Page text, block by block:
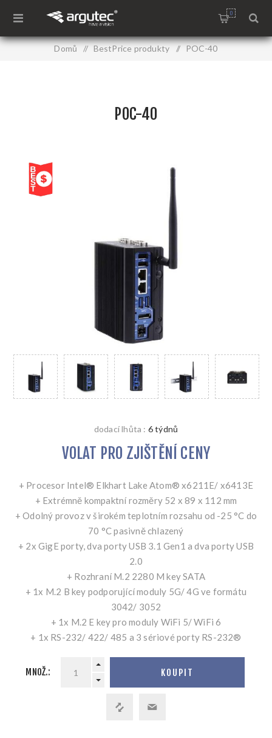
0
Domů / BestPrice produkty / POC-40
POC-40
dodací lhůta : 6 týdnů
VOLAT PRO ZJIŠTĚNÍ CENY
+ Procesor Intel® Elkhart Lake Atom® x6211E/ x6413E
+ Extrémně kompaktní rozměry 52 x 89 x 112 mm
+ Odolný provoz v širokém teplotním rozsahu od -25 °C do
70 °C pasivně chlazený
+ 2x GigE porty, dva porty USB 3.1 Gen1 a dva porty USB
2.0
+ Rozhraní M.2 2280 M key SATA
+ 1x M.2 B key podporující moduly 5G/ 4G ve formátu
3042/ 3052
+ 1x M.2 E key pro moduly WiFi 5/ WiFi 6
+ 1x RS-232/ 422/ 485 a 3 sériové porty RS-232®
MNOŽ.: KOUPIT